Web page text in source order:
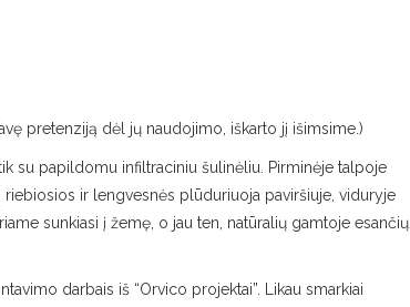
pretenziją dėl jų naudojimo, iškarto jį išimsime.)
su papildomu infiltraciniu šulinėliu. Pirminėje talpoje
ir lengvesnės plūduriuoja paviršiuje, viduryje
sunkiasi į žemę, o jau ten, natūralių gamtoje esančių
darbais iš “Orvico projektai”. Likau smarkiai